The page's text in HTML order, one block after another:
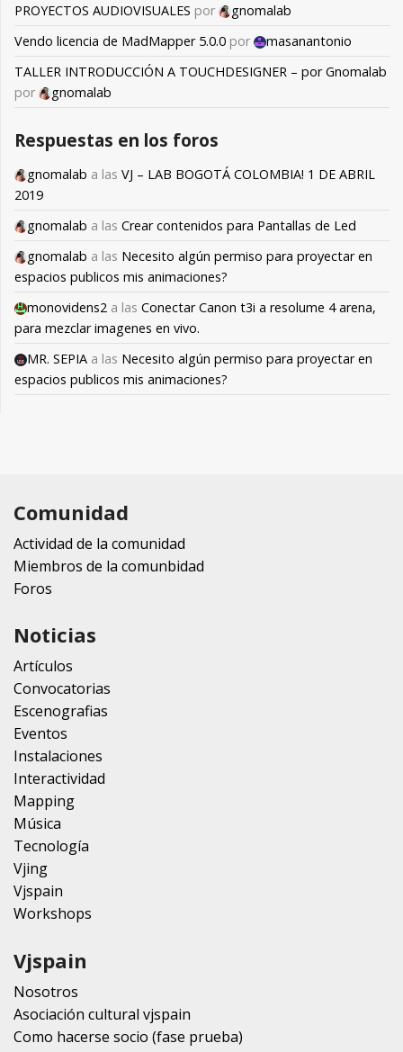
PROYECTOS AUDIOVISUALES por
gnomalab
Vendo licencia de MadMapper 5.0.0 por
masanantonio
TALLER INTRODUCCIÓN A TOUCHDESIGNER – por Gnomalab
por
gnomalab
Respuestas en los foros
gnomalab a las VJ – LAB BOGOTÁ COLOMBIA! 1 DE ABRIL
2019
gnomalab a las Crear contenidos para Pantallas de Led
gnomalab a las Necesito algún permiso para proyectar en
espacios publicos mis animaciones?
monovidens2 a las Conectar Canon t3i a resolume 4 arena,
para mezclar imagenes en vivo.
MR. SEPIA a las Necesito algún permiso para proyectar en
espacios publicos mis animaciones?
Comunidad
Actividad de la comunidad
Miembros de la comunbidad
Foros
Noticias
Artículos
Convocatorias
Escenografias
Eventos
Instalaciones
Interactividad
Mapping
Música
Tecnología
Vjing
Vjspain
Workshops
Vjspain
Nosotros
Asociación cultural vjspain
Como hacerse socio (fase prueba)